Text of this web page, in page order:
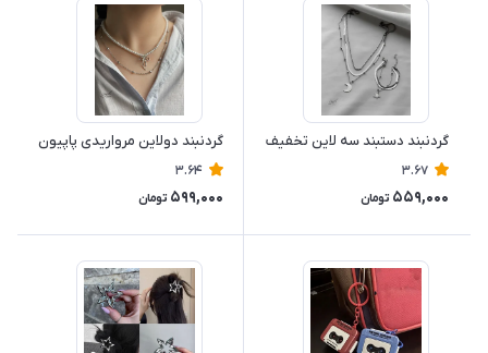
گردنبند دستبند سه لاین تخفیف
3.67
559,000 تومان
گردنبند دولاین مرواریدی پاپیون
3.64
599,000 تومان